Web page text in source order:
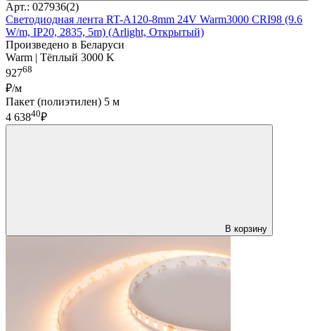
Арт.: 027936(2)
Светодиодная лента RT-A120-8mm 24V Warm3000 CRI98 (9.6
W/m, IP20, 2835, 5m) (Arlight, Открытый)
Произведено в Беларуси
Warm | Тёплый 3000 K
92768
₽/м
Пакет (полиэтилен) 5 м
4 63840₽
В корзину